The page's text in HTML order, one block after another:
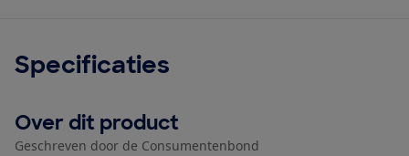
Specificaties
Over dit product
Geschreven door de Consumentenbond